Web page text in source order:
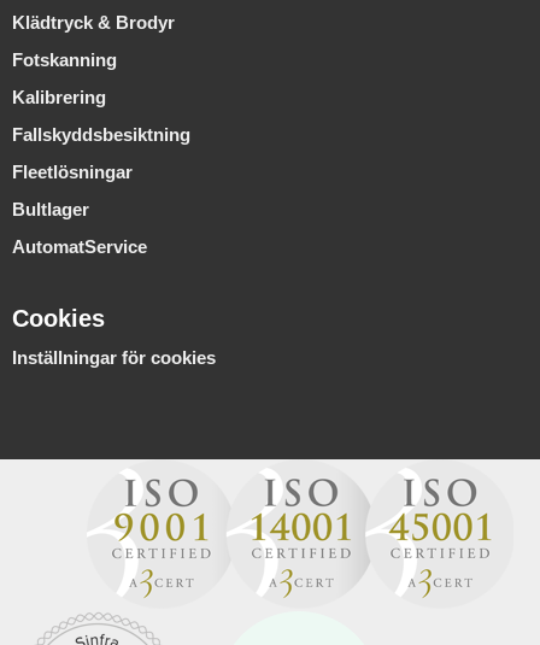
Klädtryck & Brodyr
Fotskanning
Kalibrering
Fallskyddsbesiktning
Fleetlösningar
Bultlager
AutomatService
Cookies
Inställningar för cookies